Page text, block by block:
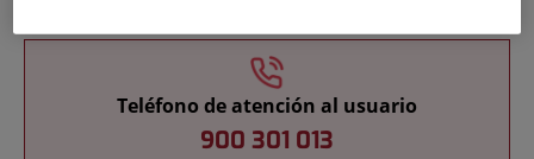
Teléfono de atención al usuario
900 301 013